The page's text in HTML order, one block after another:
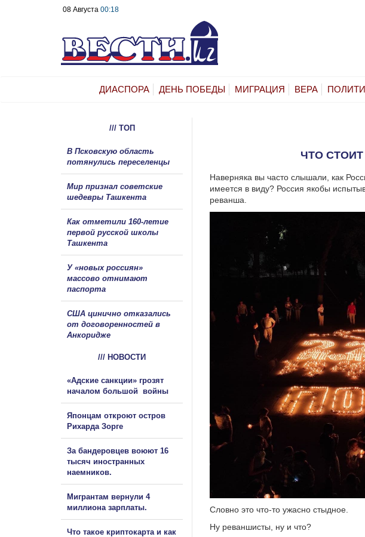
08 Августа 00:18
ДИАСПОРА ДЕНЬ ПОБЕДЫ МИГРАЦИЯ ВЕРА
ЧТО
Наверняка вы часто слышали, как
имеется в виду? Россия якобы
реванша.
Словно это что-то ужасно стыдное.
Ну реваншисты, ну и что?
/// ТОП
В Псковскую область
потянулись переселенцы
Мир признал советские
шедевры Ташкента
Как отметили 160-летие
первой русской школы
Ташкента
У «новых россиян»
массово отнимают
паспорта
США цинично отказались
от договоренностей в
Анкоридже
/// НОВОСТИ
«Адские санкции» грозят
началом большой войны
Японцам откроют остров
Рихарда Зорге
За бандеровцев воюют 16
тысяч иностранных
наемников.
Мигрантам вернули 4
миллиона зарплаты.
Что такое криптокарта и как